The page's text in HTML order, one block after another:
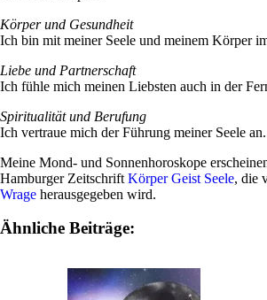
Körper und Gesund­heit
Ich bin mit meiner Seele und meinem Körper
Liebe und Part­ner­schaft
Ich fühle mich meinen Lieb­sten auch in der
Spi­ri­tua­lität und Beru­fung
Ich ver­traue mich der Füh­rung meiner Seele an.
Meine Mond- und Son­nen­ho­ro­skope
Ham­burger Zeit­schrift Körper Geist Seele, die
Wrage her­aus­ge­geben wird.
Ähnliche Beiträge: